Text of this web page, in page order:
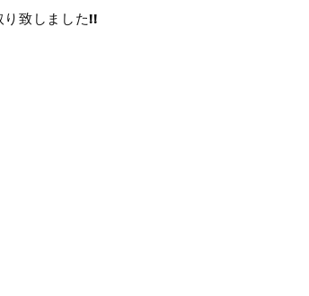
致しました!!